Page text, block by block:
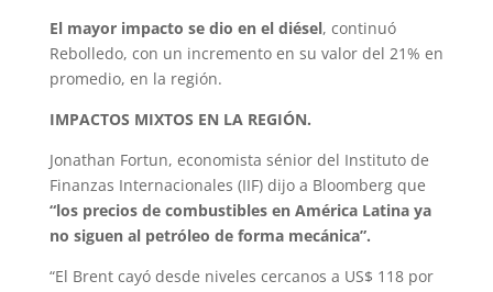
El mayor impacto se dio en el diésel, continuó
Rebolledo, con un incremento en su valor del 21% en
promedio, en la región.
IMPACTOS MIXTOS EN LA REGIÓN.
Jonathan Fortun, economista sénior del Instituto de
Finanzas Internacionales (IIF) dijo a Bloomberg que
“los precios de combustibles en América Latina ya
no siguen al petróleo de forma mecánica”.
“El Brent cayó desde niveles cercanos a US$ 118 por